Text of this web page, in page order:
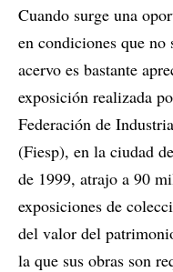
Cuando surge una
en condiciones que no
acervo es bastante
exposición realizada
Federación de
(Fiesp), en la ciudad
de 1999, atrajo a 90
exposiciones de
del valor del
la que sus obras son